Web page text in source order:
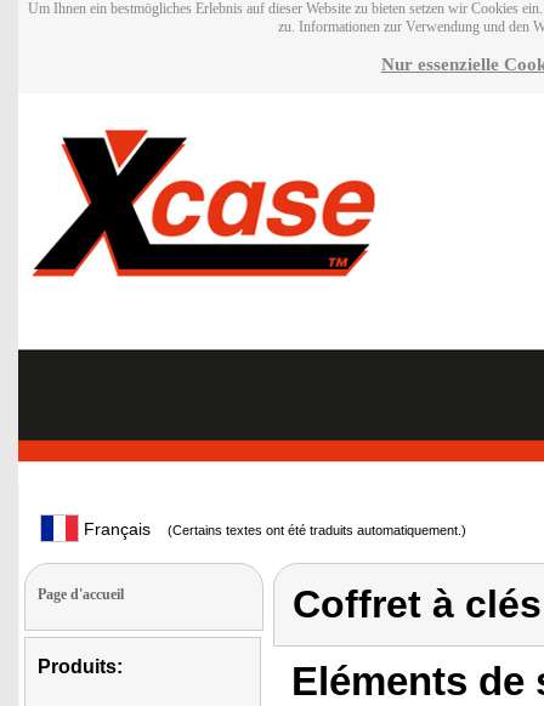
Um Ihnen ein bestmögliches Erlebnis auf dieser Website zu bieten setzen wir Cookies
zu. Informationen zur Verwendung und den
Nur essenzielle
Français (Certains textes ont été traduits automatiquement.)
Page d'accueil
Produits:
Coffret à
Eléments